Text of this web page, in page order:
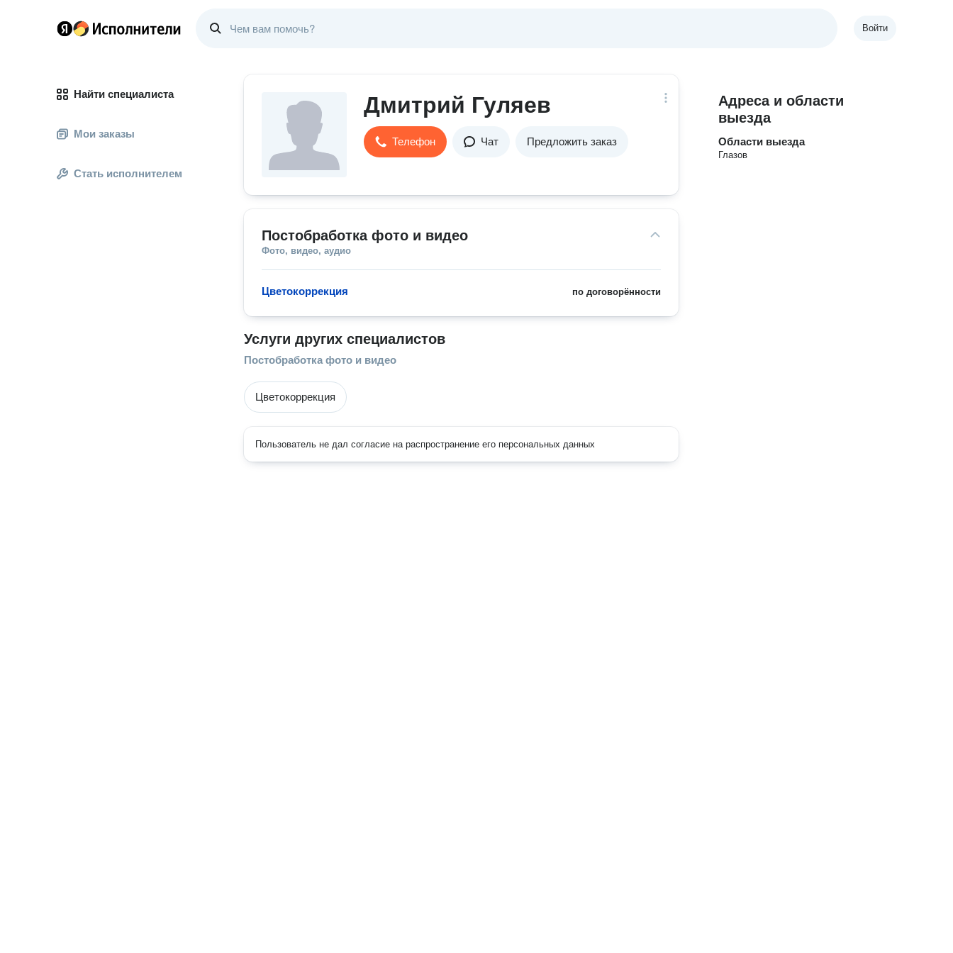
Войти
Найти специалиста
Мои заказы
Стать исполнителем
Дмитрий Гуляев
Телефон Чат Предложить заказ
Постобработка фото и видео
Фото, видео, аудио
по договорённости
Цветокоррекция
Услуги других специалистов
Постобработка фото и видео
Цветокоррекция
Пользователь не дал согласие на распространение его персональных данных
Адреса и области
выезда
Области выезда
Глазов